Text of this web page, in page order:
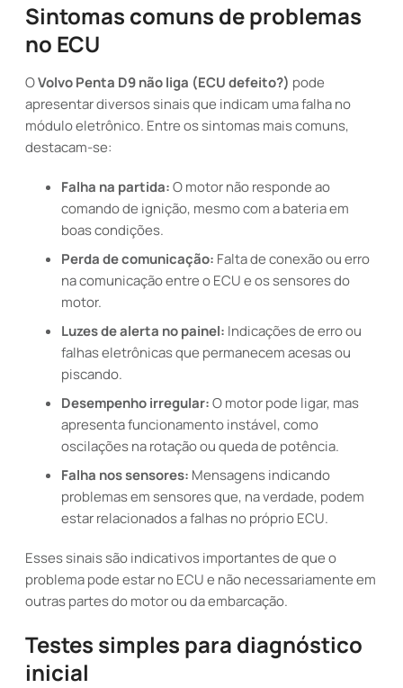
Sintomas comuns de problemas
no ECU
OVolvo Penta D9 não liga (ECU defeito?) pode
apresentar diversos sinais que indicam uma falha no
módulo eletrônico. Entre os sintomas mais comuns,
destacam-se:
Falha na partida:O motor não responde ao
comando de ignição, mesmo com a bateria em
boas condições.
Perda de comunicação: Falta de conexão ou erro
na comunicação entre o ECU e os sensores do
motor.
Luzes de alerta no painel: Indicações de erro ou
falhas eletrônicas que permanecem acesas ou
piscando.
Desempenho irregular:O motor pode ligar, mas
apresenta funcionamento instável, como
oscilações na rotação ou queda de potência.
Falha nos sensores: Mensagens indicando
problemas em sensores que, na verdade, podem
estar relacionados a falhas no próprio ECU.
Esses sinais são indicativos importantes de que o
problema pode estar no ECU e não necessariamente em
outras partes do motor ou da embarcação.
Testes simples para diagnóstico
inicial